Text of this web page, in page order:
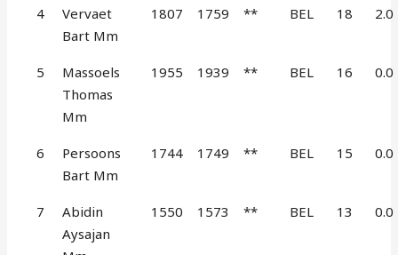
4
Vervaet
Bart Mm
1807 1759 ** BEL 18 2.0
5
Massoels
Thomas
Mm
1955 1939 ** BEL 16 0.0
6
Persoons
Bart Mm
1744 1749 ** BEL 15 0.0
7
Abidin
Aysajan
1550 1573 ** BEL 13 0.0